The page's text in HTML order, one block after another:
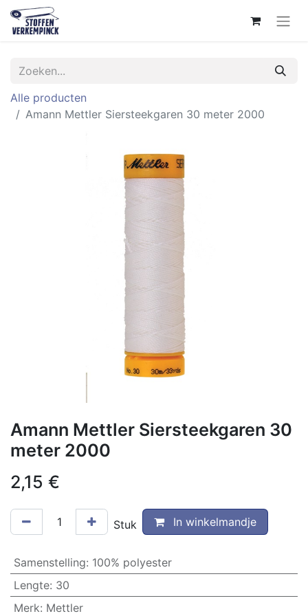
Alle producten
Amann Mettler Siersteekgaren 30 meter 2000
Amann Mettler Siersteekgaren 30
meter 2000
2,15 €
Stuk In winkelmandje
Samenstelling: 100% polyester
Lengte: 30
Merk: Mettler